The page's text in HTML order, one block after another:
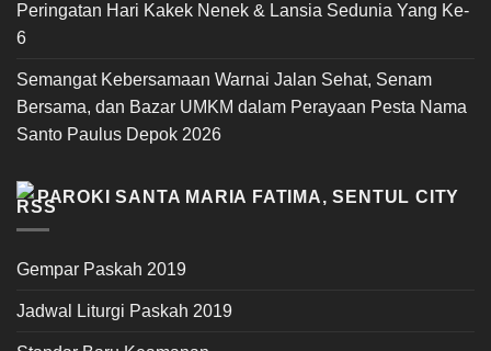
Peringatan Hari Kakek Nenek & Lansia Sedunia Yang Ke-
6
Semangat Kebersamaan Warnai Jalan Sehat, Senam
Bersama, dan Bazar UMKM dalam Perayaan Pesta Nama
Santo Paulus Depok 2026
PAROKI SANTA MARIA FATIMA, SENTUL CITY
Gempar Paskah 2019
Jadwal Liturgi Paskah 2019